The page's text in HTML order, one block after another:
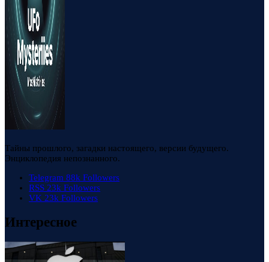
Тайны прошлого, загадки настоящего, версии будущего.
Энциклопедия непознанного.
Telegram 88k Followers
RSS 23k Followers
VK 23k Followers
Интересное